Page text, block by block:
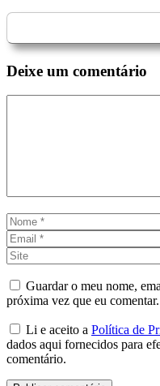
Deixe um comentário
Nome
Guardar o meu nome,
próxima vez que eu comentar.
Li e aceito a Política de
dados aqui fornecidos para
comentário.